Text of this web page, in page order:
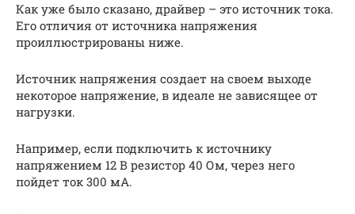
Как уже было сказано, драйвер – это источник тока.
Его отличия от источника напряжения
проиллюстрированы ниже.
Источник напряжения создает на своем выходе
некоторое напряжение, в идеале не зависящее от
нагрузки.
Например, если подключить к источнику
напряжением 12 В резистор 40 Ом, через него
пойдет ток 300 мА.